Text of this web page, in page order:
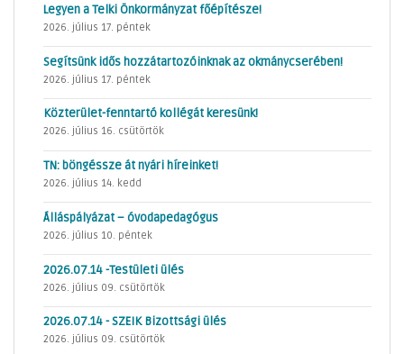
Legyen a Telki Önkormányzat főépítésze!
2026. július 17. péntek
Segítsünk idős hozzátartozóinknak az okmánycserében!
2026. július 17. péntek
Közterület-fenntartó kollégát keresünk!
2026. július 16. csütörtök
TN: böngéssze át nyári híreinket!
2026. július 14. kedd
Álláspályázat – óvodapedagógus
2026. július 10. péntek
2026.07.14 -Testületi ülés
2026. július 09. csütörtök
2026.07.14 - SZEIK Bizottsági ülés
2026. július 09. csütörtök